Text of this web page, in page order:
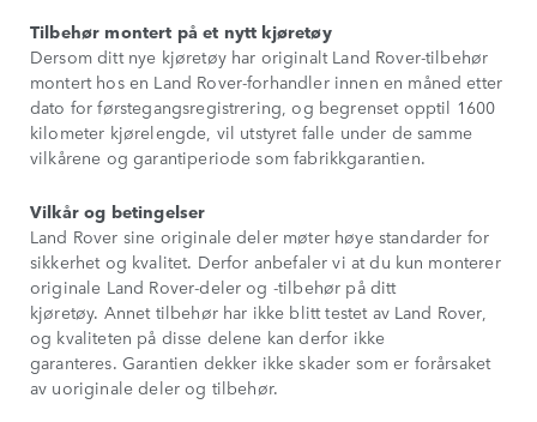
Tilbehør montert på et nytt kjøretøy
Dersom ditt nye kjøretøy har originalt Land Rover-tilbehør
montert hos en Land Rover-forhandler innen en måned etter
dato for førstegangsregistrering, og begrenset opptil 1600
kilometer kjørelengde, vil utstyret falle under de samme
vilkårene og garantiperiode som fabrikkgarantien.
Vilkår og betingelser
Land Rover sine originale deler møter høye standarder for
sikkerhet og kvalitet. Derfor anbefaler vi at du kun monterer
originale Land Rover-deler og -tilbehør på ditt
kjøretøy. Annet tilbehør har ikke blitt testet av Land Rover,
og kvaliteten på disse delene kan derfor ikke
garanteres. Garantien dekker ikke skader som er forårsaket
av uoriginale deler og tilbehør.